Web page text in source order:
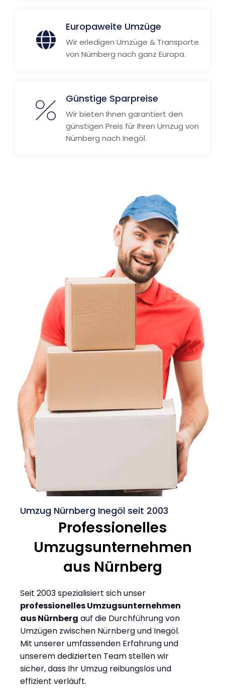
Europaweite Umzüge
Wir erledigen Umzüge & Transporte
von Nürnberg nach ganz Europa.
Günstige Sparpreise
Wir bieten Ihnen garantiert den
günstigen Preis für Ihren Umzug von
Nürnberg nach Inegöl.
Umzug Nürnberg Inegöl seit 2003
Professionelles
Umzugsunternehmen
aus Nürnberg
Seit 2003 spezialisiert sich unser
professionelles Umzugsunternehmen
aus Nürnberg auf die Durchführung von
Umzügen zwischen Nürnberg und Inegöl.
Mit unserer umfassenden Erfahrung und
unserem dedizierten Team stellen wir
sicher, dass Ihr Umzug reibungslos und
effizient verläuft.